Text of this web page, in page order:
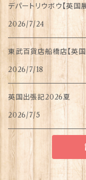
デパートリウボウ【英国
2026/7/24
東武百貨店船橋店【英
2026/7/18
英国出張記2026夏
2026/7/5